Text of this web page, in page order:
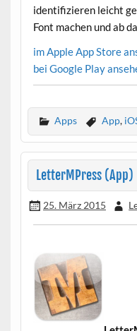
identifizieren leicht
Font machen und ab
im Apple App Store
bei Google Play
Apps App,
LetterMPress (App)
25. März 2015